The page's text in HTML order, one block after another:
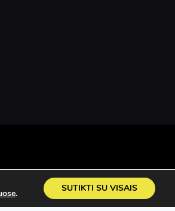
PIRKIMO PARDAVIMO TAISYKLĖS
. SUTIKTI SU VISAIS